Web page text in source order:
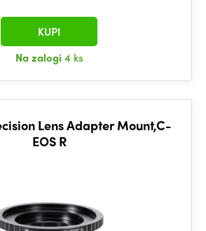
Na zalogi 4 ks
KUPI
Lens Adapter Mount,C-
EOS R